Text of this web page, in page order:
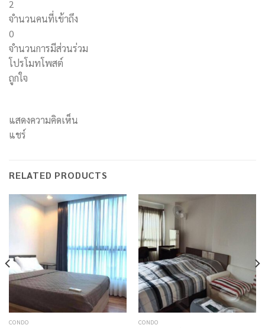
2
จำนวนคนที่เข้าถึง
0
จำนวนการมีส่วนร่วม
โปรโมทโพสต์
ถูกใจ
แสดงความคิดเห็น
แชร์
RELATED PRODUCTS
CONDO CONDO